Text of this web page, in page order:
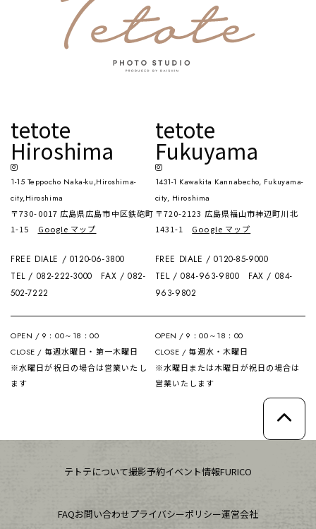
tetote
Hiroshima
1-15 Teppocho Naka-ku,Hiroshima-
city,Hiroshima
〒730-0017 広島県広島市中区鉄砲町
1-15 Google マップ
FREE DIALE / 0120-06-3800
TEL / 082-222-3000 FAX / 082-
502-7222
OPEN / 9：00～18：00
CLOSE / 毎週水曜日・第一木曜日
※水曜日が祝日の場合は営業いたし
ます
tetote
Fukuyama
1431-1 Kawakita Kannabecho, Fukuyama-
city, Hiroshima
〒720-2123 広島県福山市神辺町川北
1431-1 Google マップ
FREE DIALE / 0120-85-9000
TEL / 084-963-9800 FAX / 084-
963-9802
OPEN / 9：00～18：00
CLOSE / 毎週水・木曜日
※水曜日または木曜日が祝日の場合は
営業いたします
テトテについて撮影予約イベント情報FURICO
FAQお問い合わせプライバシーポリシー運営会社